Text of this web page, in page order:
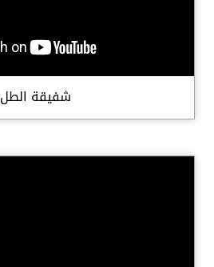
شفيقة الطل